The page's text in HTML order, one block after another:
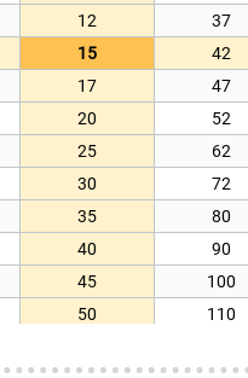
12 37
15 42
17 47
20 52
25 62
30 72
35 80
40 90
45 100
50 110